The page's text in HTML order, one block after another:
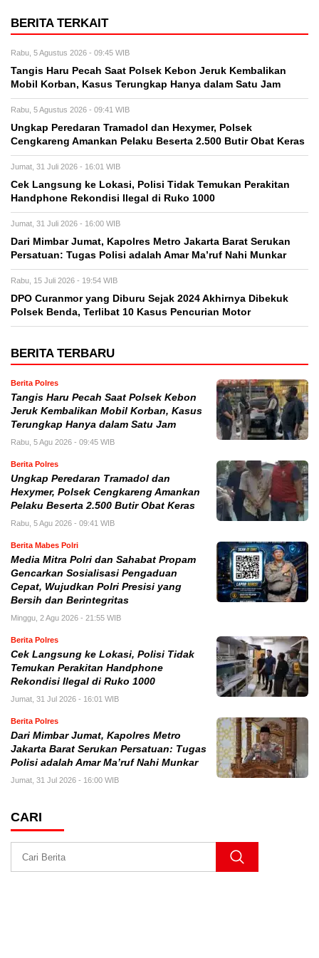
BERITA TERKAIT
Rabu, 5 Agustus 2026 - 09:45 WIB
Tangis Haru Pecah Saat Polsek Kebon Jeruk Kembalikan
Mobil Korban, Kasus Terungkap Hanya dalam Satu Jam
Rabu, 5 Agustus 2026 - 09:41 WIB
Ungkap Peredaran Tramadol dan Hexymer, Polsek
Cengkareng Amankan Pelaku Beserta 2.500 Butir Obat Keras
Jumat, 31 Juli 2026 - 16:01 WIB
Cek Langsung ke Lokasi, Polisi Tidak Temukan Perakitan
Handphone Rekondisi Ilegal di Ruko 1000
Jumat, 31 Juli 2026 - 16:00 WIB
Dari Mimbar Jumat, Kapolres Metro Jakarta Barat Serukan
Persatuan: Tugas Polisi adalah Amar Ma’ruf Nahi Munkar
Rabu, 15 Juli 2026 - 19:54 WIB
DPO Curanmor yang Diburu Sejak 2024 Akhirnya Dibekuk
Polsek Benda, Terlibat 10 Kasus Pencurian Motor
BERITA TERBARU
Berita Polres
Tangis Haru Pecah Saat Polsek Kebon
Jeruk Kembalikan Mobil Korban, Kasus
Terungkap Hanya dalam Satu Jam
Rabu, 5 Agu 2026 - 09:45 WIB
Berita Polres
Ungkap Peredaran Tramadol dan
Hexymer, Polsek Cengkareng Amankan
Pelaku Beserta 2.500 Butir Obat Keras
Rabu, 5 Agu 2026 - 09:41 WIB
Berita Mabes Polri
Media Mitra Polri dan Sahabat Propam
Gencarkan Sosialisasi Pengaduan
Cepat, Wujudkan Polri Presisi yang
Bersih dan Berintegritas
Minggu, 2 Agu 2026 - 21:55 WIB
Berita Polres
Cek Langsung ke Lokasi, Polisi Tidak
Temukan Perakitan Handphone
Rekondisi Ilegal di Ruko 1000
Jumat, 31 Jul 2026 - 16:01 WIB
Berita Polres
Dari Mimbar Jumat, Kapolres Metro
Jakarta Barat Serukan Persatuan: Tugas
Polisi adalah Amar Ma’ruf Nahi Munkar
Jumat, 31 Jul 2026 - 16:00 WIB
CARI